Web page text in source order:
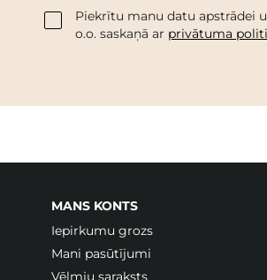
Piekrītu manu datu apstrādei
o.o. saskaņā ar privātuma
MANS KONTS
Iepirkumu grozs
Mani pasūtījumi
Vēlmju saraksts